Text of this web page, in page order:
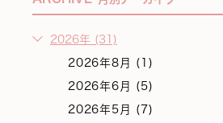
2026年 (31)
2026年8月 (1)
2026年6月 (5)
2026年5月 (7)